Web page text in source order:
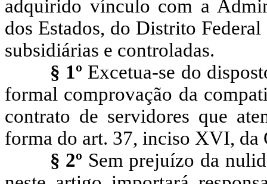
adquirido vínculo com a
dos Estados, do Distrito
subsidiárias e controladas.
§ 1º Excetua-se do
formal comprovação da
contrato de servidores que
forma do art. 37, inciso XVI, da
§ 2º Sem prejuízo da